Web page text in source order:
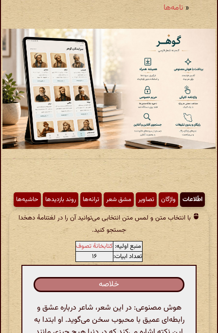
« نامه‌ها
اطّلاعات واژگان تصاویر مشق شعر ترانه‌ها روند بازدیدها حاشیه‌ها
با انتخاب متن و لمس متن انتخابی می‌توانید آن را در لغتنامهٔ دهخدا
جستجو کنید.
منبع اولیه: کتابخانهٔ تصوف
تعداد ابیات:
۱۶
خلاصه
هوش مصنوعی: در این شعر، شاعر درباره عشق و
رابطه‌ای عمیق با محبوب سخن می‌گوید. او ابتدا به